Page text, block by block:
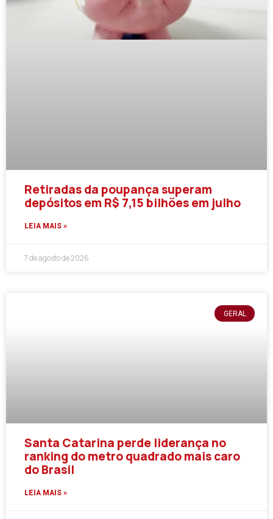
Retiradas da poupança superam
depósitos em R$ 7,15 bilhões em julho
LEIA MAIS »
7 de agosto de 2026
GERAL
Santa Catarina perde liderança no
ranking do metro quadrado mais caro
do Brasil
LEIA MAIS »